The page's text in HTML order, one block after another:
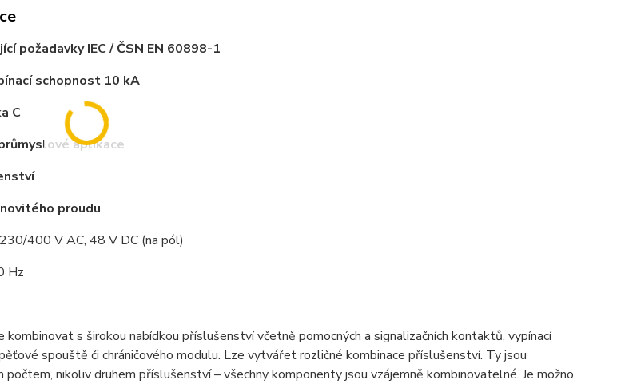
požadavky IEC / ČSN EN 60898-1
schopnost 10 kA
C
aplikace
proudu
400 V AC, 48 V DC (na pól)
Hz
s širokou nabídkou příslušenství včetně pomocných a signalizačních kontaktů, vypínací
spouště či chráničového modulu. Lze vytvářet rozličné kombinace příslušenství. Ty jsou
nikoliv druhem příslušenství – všechny komponenty jsou vzájemně kombinovatelné. Je možno